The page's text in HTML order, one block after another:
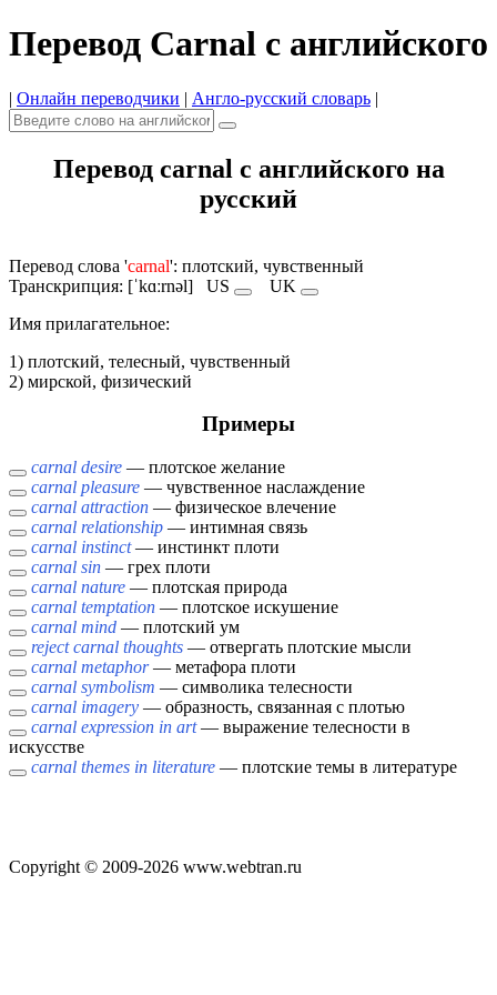
Перевод Carnal с английского
| Онлайн переводчики | Англо-русский словарь |
Перевод carnal с английского на
русский
Перевод слова 'carnal': плотский, чувственный
Транскрипция: [ˈkɑːrnəl] US
UK
Имя прилагательное:
1) плотский, телесный, чувственный
2) мирской, физический
Примеры
carnal desire — плотское желание
carnal pleasure — чувственное наслаждение
carnal attraction — физическое влечение
carnal relationship — интимная связь
carnal instinct— инстинкт плоти
carnal sin — грех плоти
carnal nature — плотская природа
carnal temptation — плотское искушение
carnal mind — плотский ум
reject carnal thoughts — отвергать плотские мысли
carnal metaphor— метафора плоти
carnal symbolism — символика телесности
carnal imagery — образность, связанная с плотью
carnal expression in art— выражение телесности в
искусстве
carnal themes in literature — плотские темы в литературе
Copyright © 2009-2026 www.webtran.ru